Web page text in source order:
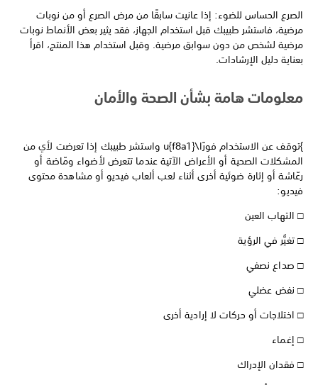
الصرع الحساس للضوء: إذا عانيت سابقًا من مرض الصرع أو من نوبات
مرضية، فاستشر طبيبك قبل استخدام الجهاز، فقد يثير بعض الأنماط نوبات
مرضية لشخص من دون سوابق مرضية. وقبل استخدام هذا المنتج، اقرأ
بعناية دليل الإرشادات.
معلومات هامة بشأن الصحة والأمان
}توقف عن الاستخدام فورًا\u{f8a1} واستشر طبيبك إذا تعرضت لأي من
المشكلات الصحية أو الأعراض الآتية عندما تتعرض لأضواء ومّاضة أو
رعّاشة أو إثارة ضوئية أخرى أثناء لعب ألعاب فيديو أو مشاهدة محتوى
فيديو:
□ التهاب العين
□ تغيُّر في الرؤية
□ صداع نصفي
□ نفض عضلي
□ اختلاجات أو حركات لا إرادية أخرى
□ إغماء
□ فقدان الإدراك